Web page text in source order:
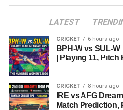
LATEST
CRICKET 6 hours ago
BPH-W vs SUL-W
| Playing 11,
CRICKET 8 hours ago
IRE vs AFG
Match Prediction,